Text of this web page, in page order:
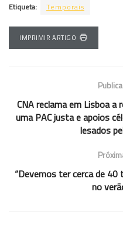
Etiqueta: Temporais
IMPRIMIR ARTIGO
CNA reclama em Lisboa a
uma PAC justa e apoios
lesados
“Devemos ter cerca de 40
no